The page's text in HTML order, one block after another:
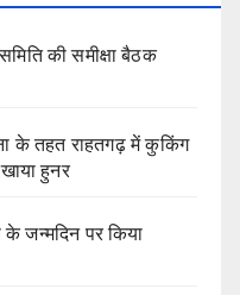
समिति की समीक्षा बैठक
के तहत राहतगढ़ में कुकिंग
हुनर
के जन्मदिन पर किया